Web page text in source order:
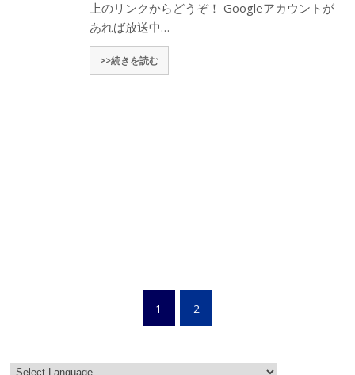
上のリンクからどうぞ！ Googleアカウントが
あれば放送中…
>>続きを読む
1 2